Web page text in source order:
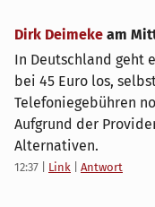
Dirk Deimeke am
In Deutschland geht
bei 45 Euro los,
Telefoniegebühren
Aufgrund der
Alternativen.
12:37 Link Antwort